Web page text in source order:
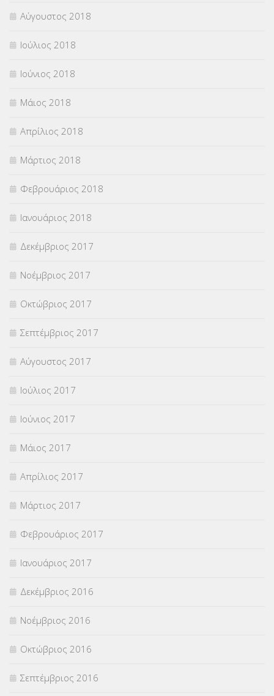
Αύγουστος 2018
Ιούλιος 2018
Ιούνιος 2018
Μάιος 2018
Απρίλιος 2018
Μάρτιος 2018
Φεβρουάριος 2018
Ιανουάριος 2018
Δεκέμβριος 2017
Νοέμβριος 2017
Οκτώβριος 2017
Σεπτέμβριος 2017
Αύγουστος 2017
Ιούλιος 2017
Ιούνιος 2017
Μάιος 2017
Απρίλιος 2017
Μάρτιος 2017
Φεβρουάριος 2017
Ιανουάριος 2017
Δεκέμβριος 2016
Νοέμβριος 2016
Οκτώβριος 2016
Σεπτέμβριος 2016